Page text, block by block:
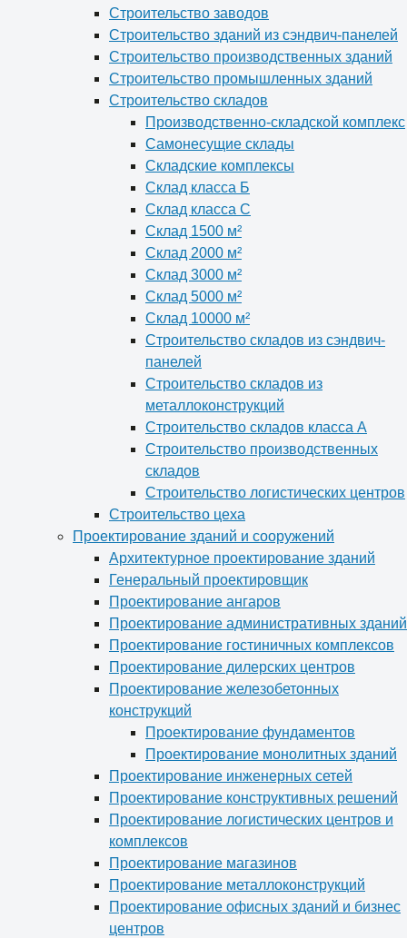
Строительство заводов
Строительство зданий из сэндвич-панелей
Строительство производственных зданий
Строительство промышленных зданий
Строительство складов
Производственно-складской комплекс
Самонесущие склады
Складские комплексы
Склад класса Б
Склад класса С
Склад 1500 м²
Склад 2000 м²
Склад 3000 м²
Склад 5000 м²
Склад 10000 м²
Строительство складов из сэндвич-
панелей
Строительство складов из
металлоконструкций
Строительство складов класса А
Строительство производственных
складов
Строительство логистических центров
Строительство цеха
Проектирование зданий и сооружений
Архитектурное проектирование зданий
Генеральный проектировщик
Проектирование ангаров
Проектирование административных зданий
Проектирование гостиничных комплексов
Проектирование дилерских центров
Проектирование железобетонных
конструкций
Проектирование фундаментов
Проектирование монолитных зданий
Проектирование инженерных сетей
Проектирование конструктивных решений
Проектирование логистических центров и
комплексов
Проектирование магазинов
Проектирование металлоконструкций
Проектирование офисных зданий и бизнес
центров